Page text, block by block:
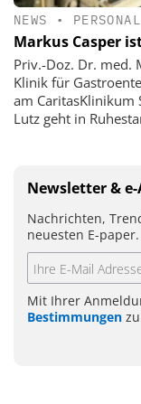
NEWS • PERSONAL
Markus Casper
Priv.-Doz. Dr. med.
Klinik für
am CaritasKlinikum
Lutz geht in
Newsletter & e-
Nachrichten,
neuesten E-paper.
Mit Ihrer
Bestimmungen